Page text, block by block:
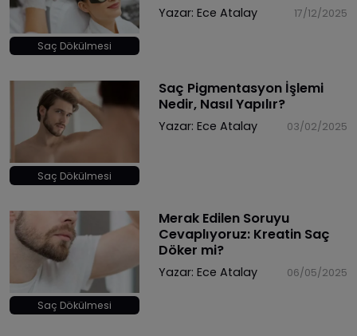
Saç Dökülmesi
Yazar: Ece Atalay 17/12/2025
Saç Dökülmesi
Saç Pigmentasyon İşlemi
Nedir, Nasıl Yapılır?
Yazar: Ece Atalay 03/02/2025
Saç Dökülmesi
Merak Edilen Soruyu
Cevaplıyoruz: Kreatin Saç
Döker mi?
Yazar: Ece Atalay 06/05/2025